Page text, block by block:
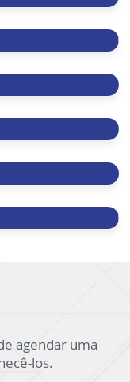
agendar uma
los.